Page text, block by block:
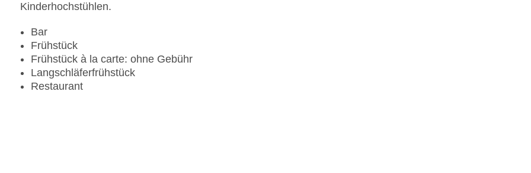
Kinderhochstühlen.
Bar
Frühstück
Frühstück à la carte: ohne Gebühr
Langschläferfrühstück
Restaurant